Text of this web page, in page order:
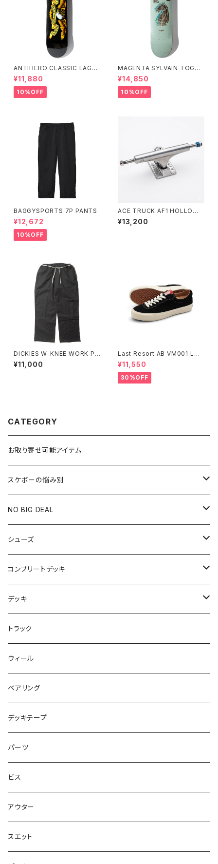
ANTIHERO CLASSIC EAGLE
8.12インチ アンタイヒーロー ク
ラシック イーグル
¥11,880
10%OFF
MAGENTA SYLVAIN TOGNE
LLI GUEST BOARD 8.25イン
チ
¥14,850
10%OFF
BAGGYSPORTS 7P PANTS
¥12,672
10%OFF
ACE TRUCK AF1 HOLLOW
LOW Polished 33 44 55
¥13,200
DICKIES W-KNEE WORK PA
NT NBD CUSTOM B
¥11,000
Last Resort AB VM001 LO
W BLACK/WHITE
¥11,550
30%OFF
CATEGORY
お取り寄せ可能アイテム
スケボーの悩み別
膝や腰が痛い
NO BIG DEAL
NBD CUSTOMIZED
USED ITEM
Tシャツ
パンツ
キャップ
アウター
シャツ
トップス
スエット
ソックス
アンダーウェア
シューズ
キッズシューズ
NIKE SB ORANGE LABEL/ISO
NIKE SB ISHOD2
NIKE SB PS8
NIKE SB DUNK
NM933
ゴツいシューズ最高！
Small Shoes
コンプリートデッキ
HI5のパーツセット
エントリーモデルコンプリート
7.7インチ
8インチ
8.2インチ
デッキ
7インチ
7.2インチ
7.3インチ
7.5インチ
7.7インチ
7.8インチ
7.9インチ
8インチ
トラック
ウィール
ベアリング
デッキテープ
パーツ
ビス
アウター
スエット